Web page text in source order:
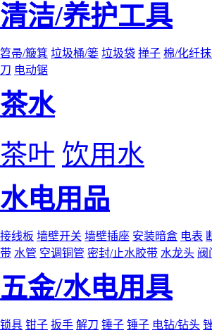
清洁/养护工具
笤帚/簸箕 垃圾桶/篓 垃圾袋 掸子 棉/化纤
刀 电动锯
茶水
茶叶 饮用水
水电用品
接线板 墙壁开关 墙壁插座 安装暗盒 电表
带 水管 空调铜管 密封/止水胶带 水龙头 阀
五金/水电用具
锁具 钳子 扳手 解刀 锤子 锤子 电钻/钻头